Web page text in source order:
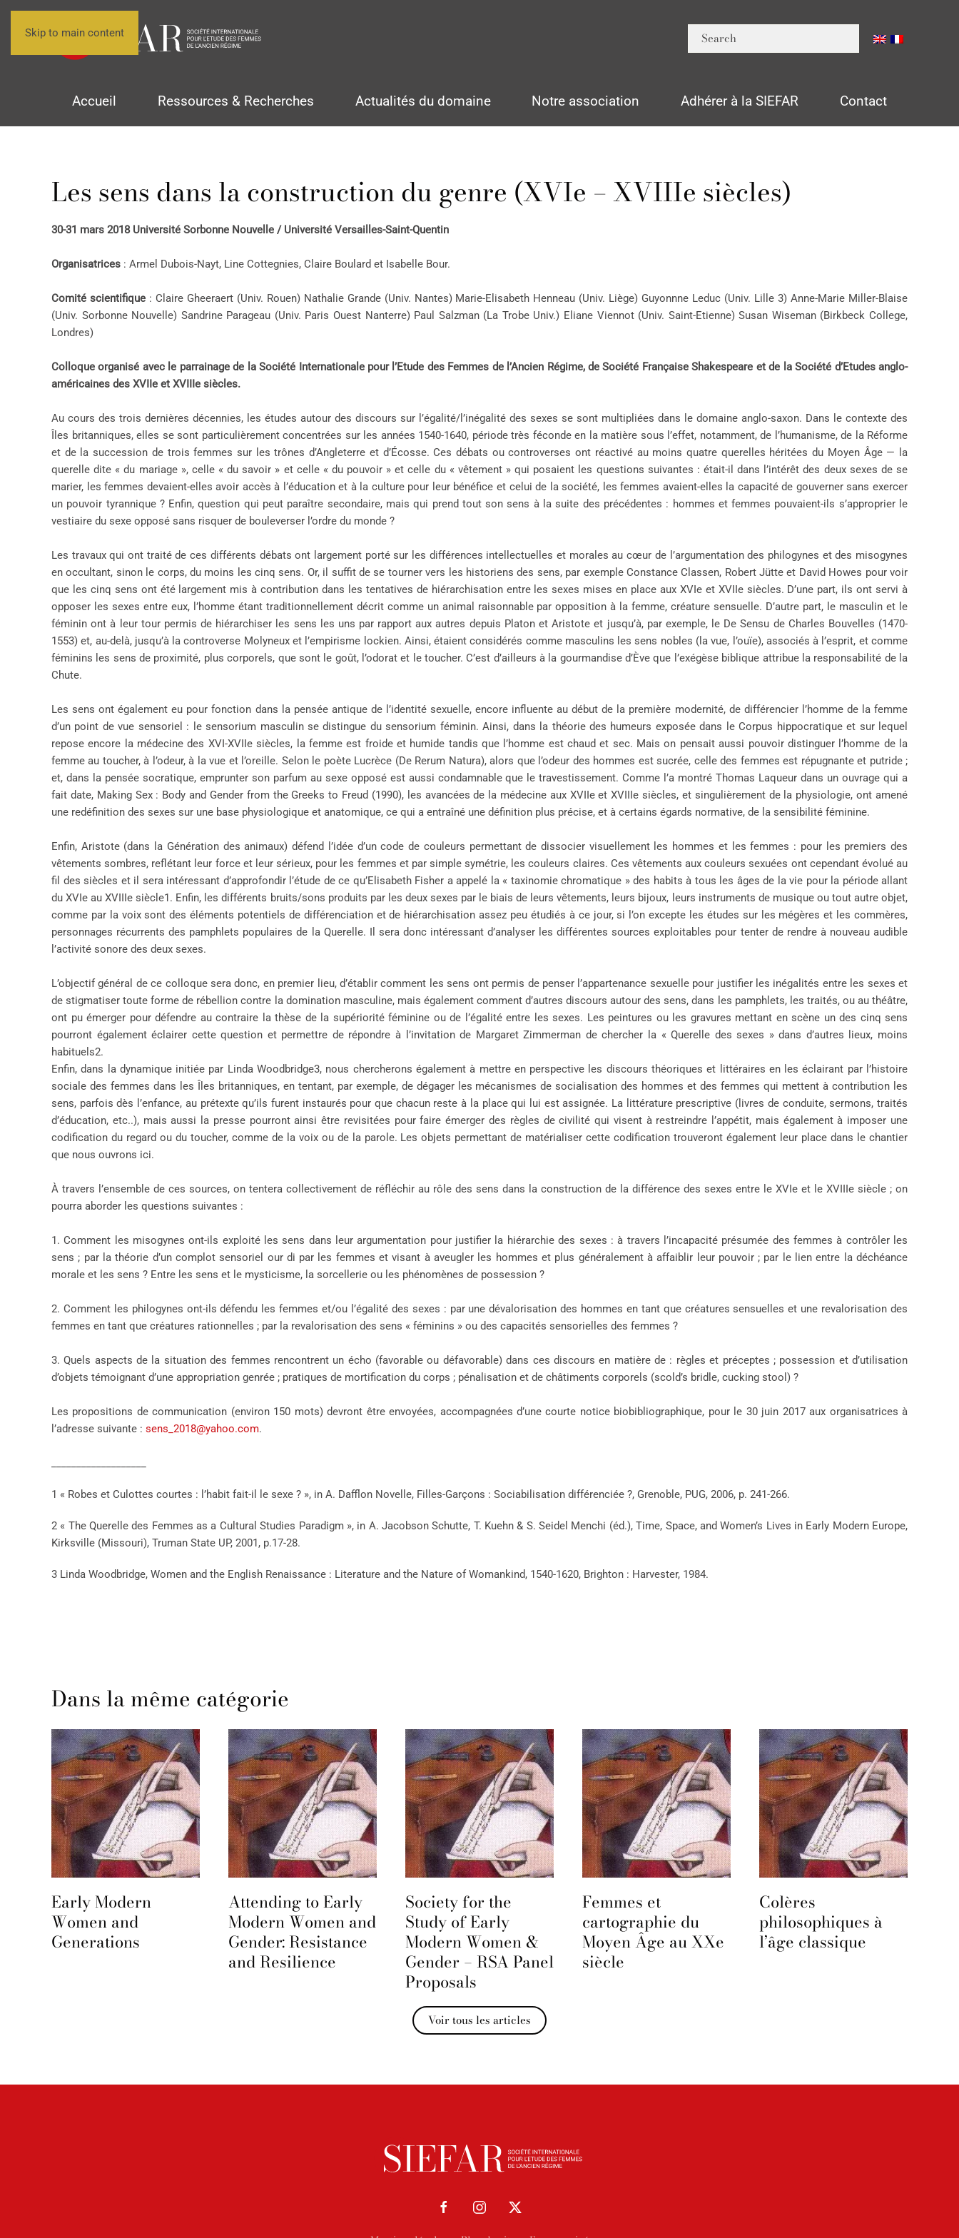
Skip to main content
Accueil Ressources & Recherches Actualités du domaine Notre association Adhérer à la SIEFAR Contact
Les sens dans la construction du genre (XVIe – XVIIIe siècles)
30-31 mars 2018 Université Sorbonne Nouvelle / Université Versailles-Saint-Quentin
Organisatrices : Armel Dubois-Nayt, Line Cottegnies, Claire Boulard et Isabelle Bour.
Comité scientifique: Claire Gheeraert (Univ. Rouen) Nathalie Grande (Univ. Nantes) Marie-Elisabeth Henneau (Univ. Liège) Guyonnne Leduc (Univ. Lille 3) Anne-Marie Miller-Blaise
(Univ. Sorbonne Nouvelle) Sandrine Parageau (Univ. Paris Ouest Nanterre) Paul Salzman (La Trobe Univ.) Eliane Viennot (Univ. Saint-Etienne) Susan Wiseman (Birkbeck College,
Londres)
Colloque organisé avec le parrainage de la Société Internationale pour l’Etude des Femmes de l’Ancien Régime, de Société Française Shakespeare et de la Société d’Etudes anglo-
américaines des XVIIe et XVIIIe siècles.
Au cours des trois dernières décennies, les études autour des discours sur l’égalité/l’inégalité des sexes se sont multipliées dans le domaine anglo-saxon. Dans le contexte des
Îles britanniques, elles se sont particulièrement concentrées sur les années 1540-1640, période très féconde en la matière sous l’effet, notamment, de l’humanisme, de la Réforme
et de la succession de trois femmes sur les trônes d’Angleterre et d’Écosse. Ces débats ou controverses ont réactivé au moins quatre querelles héritées du Moyen Âge — la
querelle dite « du mariage », celle « du savoir » et celle « du pouvoir » et celle du « vêtement » qui posaient les questions suivantes : était-il dans l’intérêt des deux sexes de se
marier, les femmes devaient-elles avoir accès à l’éducation et à la culture pour leur bénéfice et celui de la société, les femmes avaient-elles la capacité de gouverner sans exercer
un pouvoir tyrannique ? Enfin, question qui peut paraître secondaire, mais qui prend tout son sens à la suite des précédentes : hommes et femmes pouvaient-ils s’approprier le
vestiaire du sexe opposé sans risquer de bouleverser l’ordre du monde ?
Les travaux qui ont traité de ces différents débats ont largement porté sur les différences intellectuelles et morales au cœur de l’argumentation des philogynes et des misogynes
en occultant, sinon le corps, du moins les cinq sens. Or, il suffit de se tourner vers les historiens des sens, par exemple Constance Classen, Robert Jütte et David Howes pour voir
que les cinq sens ont été largement mis à contribution dans les tentatives de hiérarchisation entre les sexes mises en place aux XVIe et XVIIe siècles. D’une part, ils ont servi à
opposer les sexes entre eux, l’homme étant traditionnellement décrit comme un animal raisonnable par opposition à la femme, créature sensuelle. D’autre part, le masculin et le
féminin ont à leur tour permis de hiérarchiser les sens les uns par rapport aux autres depuis Platon et Aristote et jusqu’à, par exemple, le De Sensu de Charles Bouvelles (1470-
1553) et, au-delà, jusqu’à la controverse Molyneux et l’empirisme lockien. Ainsi, étaient considérés comme masculins les sens nobles (la vue, l’ouïe), associés à l’esprit, et comme
féminins les sens de proximité, plus corporels, que sont le goût, l’odorat et le toucher. C’est d’ailleurs à la gourmandise d’Ève que l’exégèse biblique attribue la responsabilité de la
Chute.
Les sens ont également eu pour fonction dans la pensée antique de l’identité sexuelle, encore influente au début de la première modernité, de différencier l’homme de la femme
d’un point de vue sensoriel : le sensorium masculin se distingue du sensorium féminin. Ainsi, dans la théorie des humeurs exposée dans le Corpus hippocratique et sur lequel
repose encore la médecine des XVI-XVIIe siècles, la femme est froide et humide tandis que l’homme est chaud et sec. Mais on pensait aussi pouvoir distinguer l’homme de la
femme au toucher, à l’odeur, à la vue et l’oreille. Selon le poète Lucrèce (De Rerum Natura), alors que l’odeur des hommes est sucrée, celle des femmes est répugnante et putride ;
et, dans la pensée socratique, emprunter son parfum au sexe opposé est aussi condamnable que le travestissement. Comme l’a montré Thomas Laqueur dans un ouvrage qui a
fait date, Making Sex : Body and Gender from the Greeks to Freud (1990), les avancées de la médecine aux XVIIe et XVIIIe siècles, et singulièrement de la physiologie, ont amené
une redéfinition des sexes sur une base physiologique et anatomique, ce qui a entraîné une définition plus précise, et à certains égards normative, de la sensibilité féminine.
Enfin, Aristote (dans la Génération des animaux) défend l’idée d’un code de couleurs permettant de dissocier visuellement les hommes et les femmes : pour les premiers des
vêtements sombres, reflétant leur force et leur sérieux, pour les femmes et par simple symétrie, les couleurs claires. Ces vêtements aux couleurs sexuées ont cependant évolué au
fil des siècles et il sera intéressant d’approfondir l’étude de ce qu’Elisabeth Fisher a appelé la « taxinomie chromatique » des habits à tous les âges de la vie pour la période allant
du XVIe au XVIIIe siècle1. Enfin, les différents bruits/sons produits par les deux sexes par le biais de leurs vêtements, leurs bijoux, leurs instruments de musique ou tout autre objet,
comme par la voix sont des éléments potentiels de différenciation et de hiérarchisation assez peu étudiés à ce jour, si l’on excepte les études sur les mégères et les commères,
personnages récurrents des pamphlets populaires de la Querelle. Il sera donc intéressant d’analyser les différentes sources exploitables pour tenter de rendre à nouveau audible
l’activité sonore des deux sexes.
L’objectif général de ce colloque sera donc, en premier lieu, d’établir comment les sens ont permis de penser l’appartenance sexuelle pour justifier les inégalités entre les sexes et
de stigmatiser toute forme de rébellion contre la domination masculine, mais également comment d’autres discours autour des sens, dans les pamphlets, les traités, ou au théâtre,
ont pu émerger pour défendre au contraire la thèse de la supériorité féminine ou de l’égalité entre les sexes. Les peintures ou les gravures mettant en scène un des cinq sens
pourront également éclairer cette question et permettre de répondre à l’invitation de Margaret Zimmerman de chercher la « Querelle des sexes » dans d’autres lieux, moins
habituels2.
Enfin, dans la dynamique initiée par Linda Woodbridge3, nous chercherons également à mettre en perspective les discours théoriques et littéraires en les éclairant par l’histoire
sociale des femmes dans les Îles britanniques, en tentant, par exemple, de dégager les mécanismes de socialisation des hommes et des femmes qui mettent à contribution les
sens, parfois dès l’enfance, au prétexte qu’ils furent instaurés pour que chacun reste à la place qui lui est assignée. La littérature prescriptive (livres de conduite, sermons, traités
d’éducation, etc..), mais aussi la presse pourront ainsi être revisitées pour faire émerger des règles de civilité qui visent à restreindre l’appétit, mais également à imposer une
codification du regard ou du toucher, comme de la voix ou de la parole. Les objets permettant de matérialiser cette codification trouveront également leur place dans le chantier
que nous ouvrons ici.
À travers l’ensemble de ces sources, on tentera collectivement de réfléchir au rôle des sens dans la construction de la différence des sexes entre le XVIe et le XVIIIe siècle ; on
pourra aborder les questions suivantes :
1. Comment les misogynes ont-ils exploité les sens dans leur argumentation pour justifier la hiérarchie des sexes : à travers l’incapacité présumée des femmes à contrôler les
sens ; par la théorie d’un complot sensoriel our di par les femmes et visant à aveugler les hommes et plus généralement à affaiblir leur pouvoir ; par le lien entre la déchéance
morale et les sens ? Entre les sens et le mysticisme, la sorcellerie ou les phénomènes de possession ?
2. Comment les philogynes ont-ils défendu les femmes et/ou l’égalité des sexes : par une dévalorisation des hommes en tant que créatures sensuelles et une revalorisation des
femmes en tant que créatures rationnelles ; par la revalorisation des sens « féminins » ou des capacités sensorielles des femmes ?
3. Quels aspects de la situation des femmes rencontrent un écho (favorable ou défavorable) dans ces discours en matière de : règles et préceptes ; possession et d’utilisation
d’objets témoignant d’une appropriation genrée ; pratiques de mortification du corps ; pénalisation et de châtiments corporels (scold’s bridle, cucking stool) ?
Les propositions de communication (environ 150 mots) devront être envoyées, accompagnées d’une courte notice biobibliographique, pour le 30 juin 2017 aux organisatrices à
l’adresse suivante : sens_2018@yahoo.com.
1 « Robes et Culottes courtes : l’habit fait-il le sexe ? », in A. Dafflon Novelle, Filles-Garçons : Sociabilisation différenciée ?, Grenoble, PUG, 2006, p. 241-266.
2 « The Querelle des Femmes as a Cultural Studies Paradigm », in A. Jacobson Schutte, T. Kuehn & S. Seidel Menchi (éd.), Time, Space, and Women’s Lives in Early Modern Europe,
Kirksville (Missouri), Truman State UP, 2001, p.17-28.
3 Linda Woodbridge, Women and the English Renaissance : Literature and the Nature of Womankind, 1540-1620, Brighton : Harvester, 1984.
Dans la même catégorie
Early Modern
Women and
Generations
Attending to Early
Modern Women and
Gender: Resistance
and Resilience
Society for the
Study of Early
Modern Women &
Gender – RSA Panel
Proposals
Femmes et
cartographie du
Moyen Âge au XXe
siècle
Colères
philosophiques à
l’âge classique
Voir tous les articles